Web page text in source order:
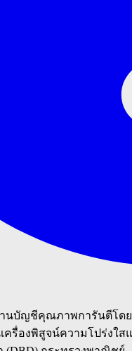
นบัญชีคุณภาพการันตีโด
ครื่องพิสูจน์ความโปร่งใ